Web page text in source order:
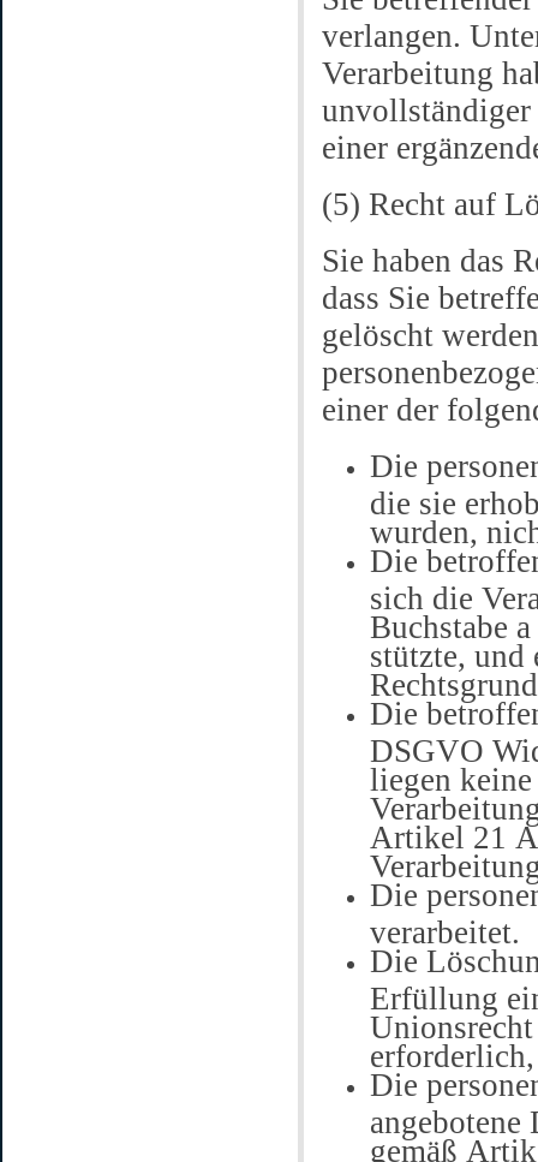
verlangen.
Verarbeitung
unvollständiger
einer
(5) Recht auf
Sie haben das
dass Sie
gelöscht
einer der
Die
die sie
wurden,
Die
sich die
Buchstabe
stützte, und
Die
DSGVO
liegen
Artikel 21
Die
verarbeitet.
Die
Erfüllung
Die
angebotene
gemäß